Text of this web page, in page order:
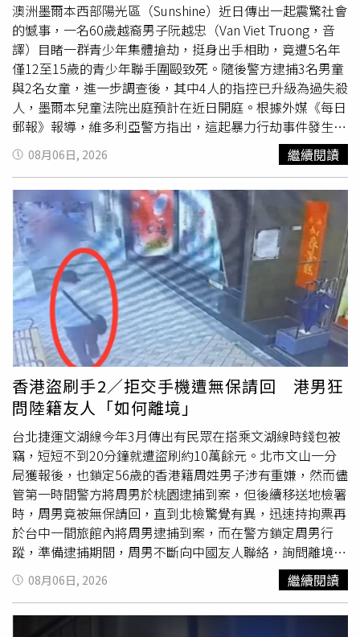
澳洲墨爾本西部陽光區（Sunshine）近日傳出一起震驚社會
的憾事，一名60歲越裔男子阮越忠（Van Viet Truong，音
譯）目睹一群青少年集體搶劫，挺身出手相助，竟遭5名年
僅12至15歲的青少年聯手圍毆致死。隨後警方逮捕3名男童
與2名女童，進一步調查後，其中4人的指控已升級為過失殺
人，墨爾本兒童法院出庭預計在近日開庭。根據外媒《每日
郵報》報導，維多利亞警方指出，這起暴力行劫事件發生於
1日下午，涉案的5名青少年包括3名年齡分別為12歲、13歲
及15歲的男童，以及2名14歲女童；一行人搶劫在地一間商
店，並於街頭與店家爆發拉扯，而60歲越裔男子阮越忠挺身
相助，卻不敵5人圍攻，頭部受重傷當場倒地。警方獲報趕
抵現場，將5人逮捕並依涉嫌聚眾滋事、暴力秩序破壞及意
圖造成嚴重傷害等罪名起訴。而阮男被送醫急救，5天後宣
告不治，留下妻子與兩名子女。在2日開庭時，僅有一名13
歲男童被撤銷指控，但其餘4人的罪狀在6日升級為過失殺人
罪，墨爾本兒童法院預計近日將再開庭。同街業者透露，阮
男幾十年來每週工作七天、從不休息，是公認勤奮且熱心社
區事務的好人，如今卻因挺身幫忙遭遇死劫，讓眾人相當不
捨。當地商業協會指出，該區青少年犯罪、街頭滋擾與治安
惡化問題已有段時日，商家不僅面臨整體經濟不佳的經營壓
力，更長期承受偷竊與破壞行為的威脅，呼籲當局必須拿出
實質作為，徹底解決治安危機。
08月06日, 2026 繼續閱讀
香港盜刷手2／拒交手機遭無保請回 港男狂
問陸籍友人「如何離境」
台北捷運文湖線今年3月傳出有民眾在搭乘文湖線時錢包被
竊，短短不到20分鐘就遭盜刷約10萬餘元。北市文山一分
局獲報後，也鎖定56歲的香港籍周姓男子涉有重嫌，然而儘
管第一時間警方將周男於桃園逮捕到案，但後續移送地檢署
時，周男竟被無保請回，直到北檢驚覺有異，迅速持拘票再
於台中一間旅館內將周男逮捕到案，而在警方鎖定周男行
蹤，準備逮捕期間，周男不斷向中國友人聯絡，詢問離境的
方法。據了解，56歲的港籍周姓男子利用
他人財物，盜
取他人信用卡後，與國外盜刷集團合作，偽造信用卡感應收
款設備進行交易，繞過線上刷卡需OTP驗證等方式，將手機
08月06日, 2026 繼續閱讀